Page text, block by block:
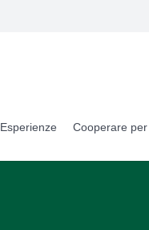
Esperienze Cooperare per